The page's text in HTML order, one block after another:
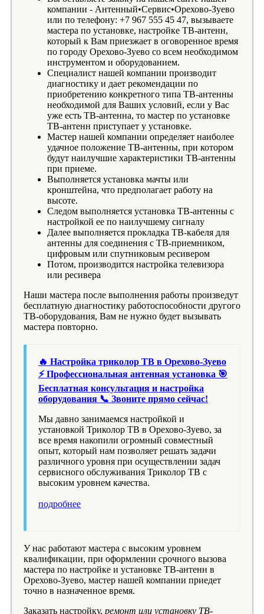
компании - Антенный•Сервис•Орехово-Зуево
или по телефону: +7 967 555 45 47, вызываете
мастера по установке, настройке ТВ-антенн,
который к Вам приезжает в оговоренное время
по городу Орехово-Зуево со всем необходимом
инструментом и оборудованием.
Специалист нашей компании производит
диагностику и дает рекомендации по
приобретению конкретного типа ТВ-антенны
необходимой для Ваших условий, если у Вас
уже есть ТВ-антенна, то мастер по установке
ТВ-антенн приступает у установке.
Мастер нашей компании определяет наиболее
удачное положение ТВ-антенны, при котором
будут наилучшие характеристики ТВ-антенны
при приеме.
Выполняется установка мачты или
кронштейна, что предполагает работу на
высоте.
Следом выполняется установка ТВ-антенны с
настройкой ее по наилучшему сигналу
Далее выполняется прокладка ТВ-кабеля для
антенны для соединения с ТВ-приемником,
цифровым или спутниковым ресивером
Потом, производится настройка телевизора
или ресивера
Наши мастера после выполнения работы произведут
бесплатную диагностику работоспособности другого
ТВ-оборудования, Вам не нужно будет вызывать
мастера повторно.
🔥 Настройка триколор ТВ в Орехово-Зуево
⚡ Профессиональная антенная установка 🎯
Бесплатная консультация и настройка
оборудования 📞 Звоните прямо сейчас!
Мы давно занимаемся настройкой и
установкой Триколор ТВ в Орехово-Зуево, за
все время накопили огромный совместный
опыт, который нам позволяет решать задачи
различного уровня при осуществлении задач
сервисного обслуживания Триколор ТВ с
высоким уровнем качества.
подробнее
У нас работают мастера с высоким уровнем
квалификации, при оформлении срочного вызова
мастера по настройке и установке ТВ-антенн в
Орехово-Зуево, мастер нашей компании приедет
точно в назначенное время.
Заказать настройку, ремонт или установку ТВ-